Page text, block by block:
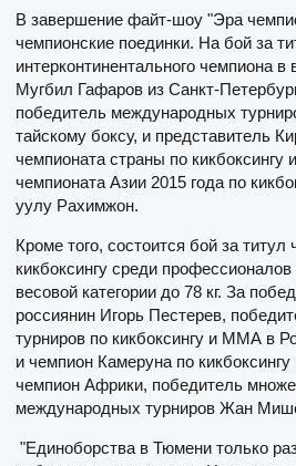
В завершение файт-шоу "Эра
чемпионские поединки. На бой за
интерконтинентального чемпиона в
Мугбил Гафаров из Санкт-
победитель международных
тайскому боксу, и представитель
чемпионата страны по
чемпионата Азии 2015 года по
уулу Рахимжон.
Кроме того, состоится бой за
кикбоксингу среди
весовой категории до 78 кг. За
россиянин Игорь Пестерев,
турниров по кикбоксингу и ММА в
и чемпион Камеруна по кикбоксингу
чемпион Африки, победитель
международных турниров Жан
"Единоборства в Тюмени только